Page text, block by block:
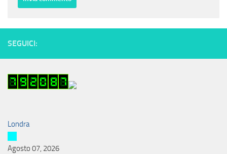
SEGUICI:
Londra
Agosto 07, 2026